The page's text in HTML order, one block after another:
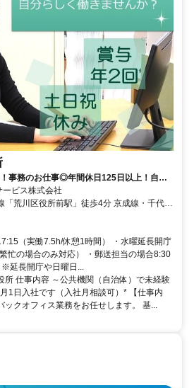
事務のお仕事◎年間休日125日以上！自治
ビス株式会社
「荒川区役所前駅」徒歩4分 京成線・千代田
「三河島駅」徒歩10分 ☆自転車通勤
（実働7.5h/休憩1時間） ・水曜延長開庁
忙の場合のみ対応） ・郵送担当の場合8:30
※延長開庁や日曜日...
所 仕事内容 ～公共機関（自治体）で未経験
1日入社です（入社月相談可）* 【仕事内
ックオフィス業務をお任せします。 基...